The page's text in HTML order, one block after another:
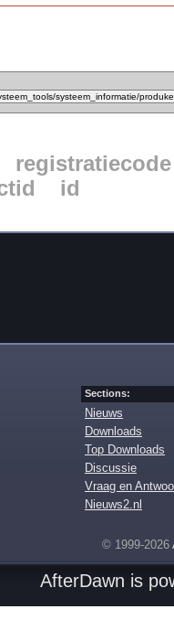
registratiecode
id
Sections:
Nieuws
Downloads
Top Downloads
Discussie
Vraag en
Nieuws2.nl
© 1999-2026
AfterDawn is